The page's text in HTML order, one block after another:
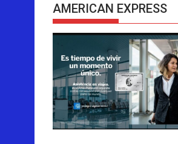
AMERICAN EXPRESS